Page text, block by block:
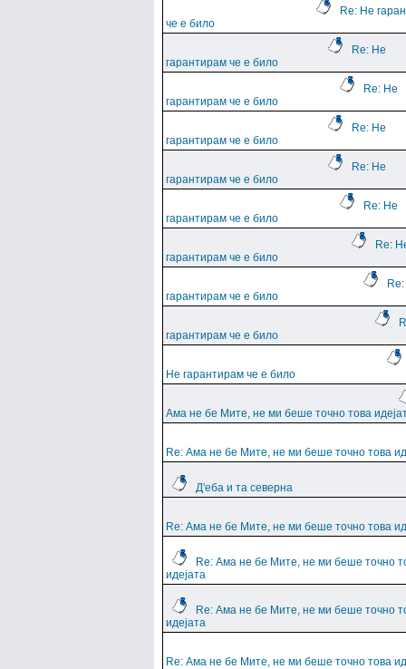
Re: Не
че е било
Re: Не
гарантирам че е било
Re: Не
гарантирам че е било
Re: Не
гарантирам че е било
Re: Не
гарантирам че е било
Re: Не
гарантирам че е било
Re:
гарантирам че е било
гарантирам че е било
гарантирам че е било
Не гарантирам че е било
Ама не бе Мите, не ми беше точно това
Re: Ама не бе Мите, не ми беше точно това
Д'еба и та северна
Re: Ама не бе Мите, не ми беше точно това
Re: Ама не бе Мите, не ми беше точно
идејата
Re: Ама не бе Мите, не ми беше точно
идејата
Re: Ама не бе Мите, не ми беше точно това